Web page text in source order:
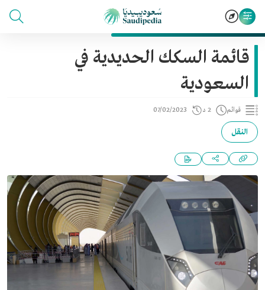
قائمة السكك الحديدية في
السعودية
قوائم 2 د 07/02/2023
النقل